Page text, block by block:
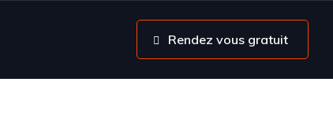
Rendez vous gratuit